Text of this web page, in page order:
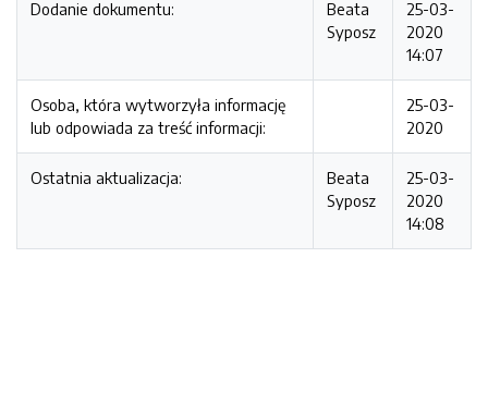
Dodanie dokumentu:
Beata
Syposz
25-03-
2020
14:07
Osoba, która wytworzyła informację
lub odpowiada za treść informacji:
25-03-
2020
Ostatnia aktualizacja:
Beata
Syposz
25-03-
2020
14:08